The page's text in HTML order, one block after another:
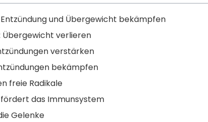
und Übergewicht bekämpfen
Übergewicht verlieren
verstärken
bekämpfen
freie Radikale
das Immunsystem
Gelenke